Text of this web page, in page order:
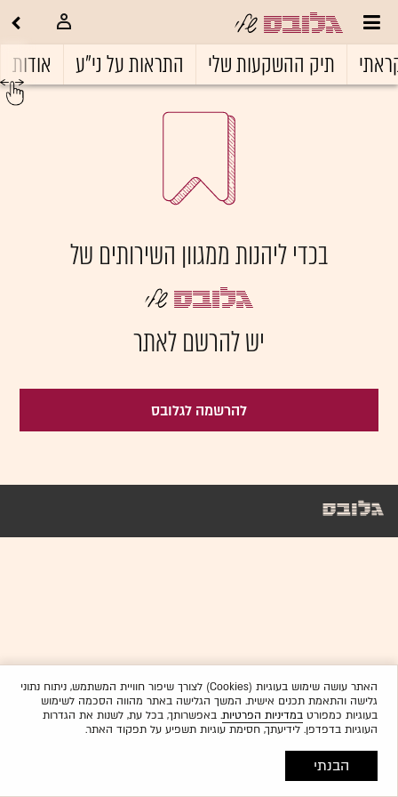
תיק ההשקעות שלי התראות על ני"ע אודות
בכדי ליהנות ממגוון השירותים של
יש להרשם לאתר
להרשמה לגלובס
האתר עושה שימוש בעוגיות (Cookies) לצורך שיפור חוויית המשתמש, ניתוח נתוני
גלישה והתאמת תכנים אישית. המשך הגלישה באתר מהווה הסכמה לשימוש
בעוגיות כמפורטבמדיניות הפרטיות. באפשרותך, בכל עת, לשנות את הגדרות
העוגיות בדפדפן. לידיעתך, חסימת עוגיות תשפיע על תפקוד האתר.
הבנתי